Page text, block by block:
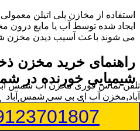
استفاده از مخازن پلی اتیلن
ایجاد شده توسط آب یا مایع درون
می شوند باعث آسیب دیدن مخزن
راهنمای خرید مخزن
شیمیایی خورنده در
مخزن ذخیره اسید و مواد شیمیایی
بتوانند در برابر چگالی نسبتا بالا
کافی داشته باشند.به همین دلیل
تلفن تماس فوریمخزن آب شمس
آباد,مخزن آب ای بی سی شمس آباد